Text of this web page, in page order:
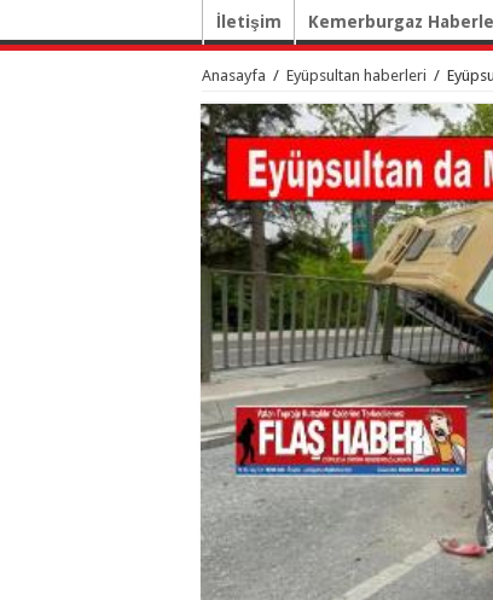
İletişim Kemerburgaz
Anasayfa / Eyüpsultan haberleri /